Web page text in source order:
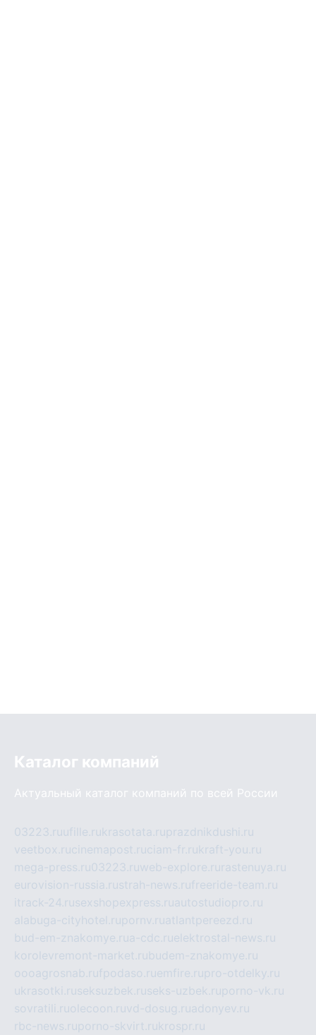
Каталог компаний
Актуальный каталог компаний по всей России
03223.ruufille.rukrasotata.ruprazdnikdushi.ru
veetbox.rucinemapost.ruciam-fr.rukraft-you.ru
mega-press.ru03223.ruweb-explore.ru rastenuya.ru
eurovision-russia.rustrah-news.rufreeride-team.ru
itrack-24.rusexshopexpress.ruautostudiopro.ru
alabuga-cityhotel.rupornv.ruatlantpereezd.ru
bud-em-znakomye.rua-cdc.ruelektrostal-news.ru
korolevremont-market.rubudem-znakomye.ru
oooagrosnab.rufpodaso.ruemfire.rupro-otdelky.ru
ukrasotki.ruseksuzbek.ruseks-uzbek.ruporno-vk.ru
sovratili.ruolecoon.ruvd-dosug.ruadonyev.ru
rbc-news.ruporno-skvirt.rukrospr.ru